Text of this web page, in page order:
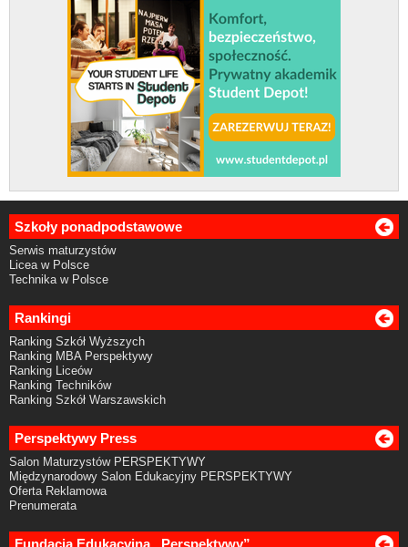
Szkoły ponadpodstawowe
Serwis maturzystów
Licea w Polsce
Technika w Polsce
Rankingi
Ranking Szkół Wyższych
Ranking MBA Perspektywy
Ranking Liceów
Ranking Techników
Ranking Szkół Warszawskich
Perspektywy Press
Salon Maturzystów PERSPEKTYWY
Międzynarodowy Salon Edukacyjny PERSPEKTYWY
Oferta Reklamowa
Prenumerata